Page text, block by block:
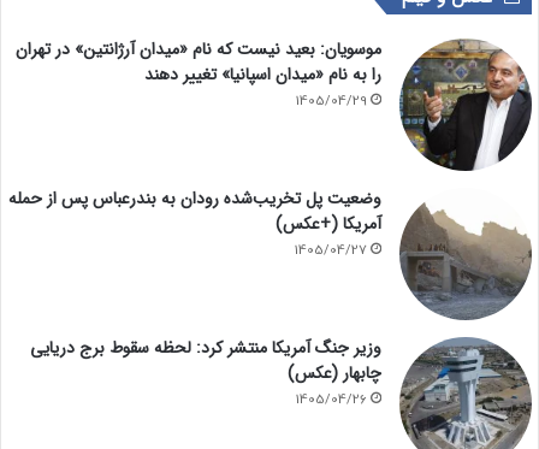
موسویان: بعید نیست که نام «میدان آرژانتین» در تهران
را به نام «میدان اسپانیا» تغییر دهند
1405/04/29
وضعیت پل تخریب‌شده رودان به بندرعباس پس از حمله
آمریکا (+عکس)
1405/04/27
وزیر جنگ آمریکا منتشر کرد: لحظه سقوط برج دریایی
چابهار (عکس)
1405/04/26